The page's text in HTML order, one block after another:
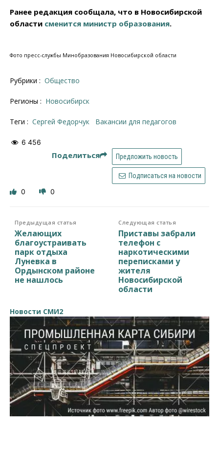
Ранее редакция сообщала, что в Новосибирской
области сменится министр образования.
Фото пресс-службы Минобразования Новосибирской области
Рубрики : Общество
Регионы : Новосибирск
Теги : Сергей Федорчук вакансии для педагогов
6 456
Поделиться Предложить новость
Подписаться на новости
0 0
Предыдущая статья
Желающих
благоустраивать
парк отдыха
Луневка в
Ордынском районе
не нашлось
Следующая статья
Приставы забрали
телефон с
наркотическими
переписками у
жителя
Новосибирской
области
Новости СМИ2